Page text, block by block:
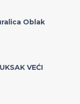
Oblak
VEĆI